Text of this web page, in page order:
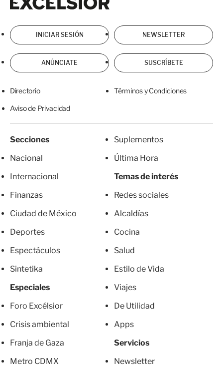
INICIAR SESIÓN NEWSLETTER
ANÚNCIATE SUSCRÍBETE
Directorio Términos y Condiciones
Aviso de Privacidad
Secciones
Nacional
Internacional
Finanzas
Ciudad de México
Deportes
Espectáculos
Sintetika
Especiales
Foro Excélsior
Crisis ambiental
Franja de Gaza
Metro CDMX
Suplementos
Última Hora
Temas de interés
Redes sociales
Alcaldías
Cocina
Salud
Estilo de Vida
Viajes
De Utilidad
Apps
Servicios
Newsletter